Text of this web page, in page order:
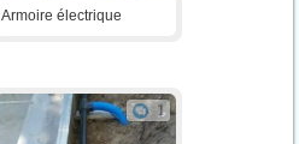
Armoire électrique
1